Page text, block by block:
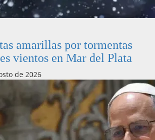
amarillas por tormentas
vientos en Mar del Plata
de 2026